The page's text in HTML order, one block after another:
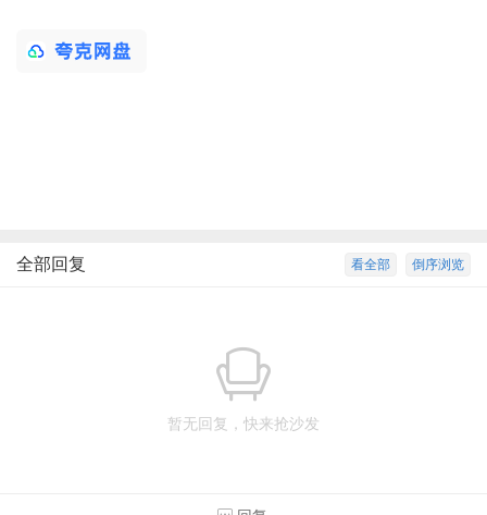
倒序浏览
看全部
全部回复
暂无回复，快来抢沙发